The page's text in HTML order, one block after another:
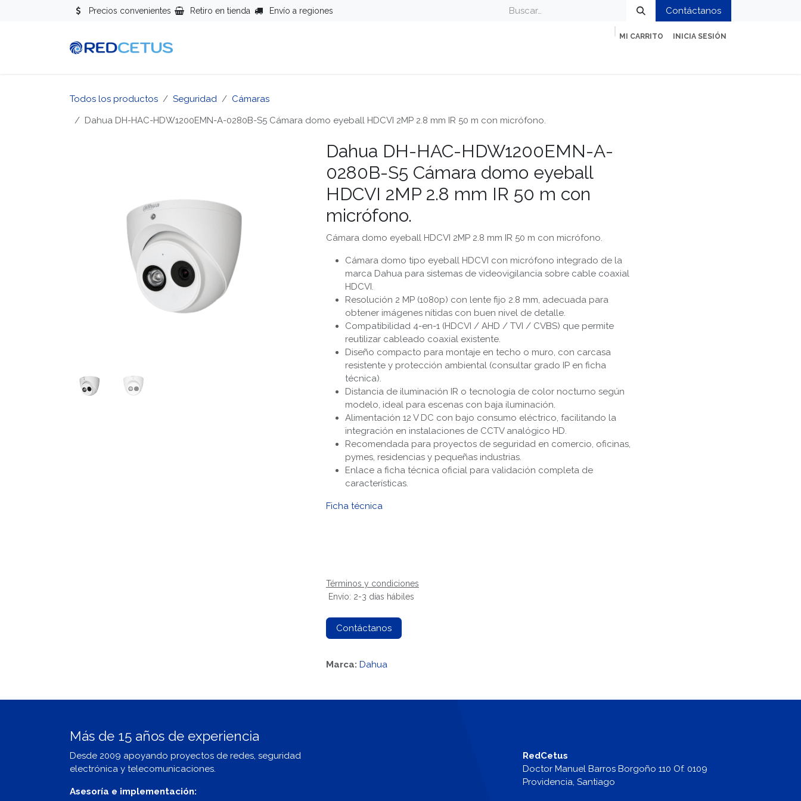
Precios convenientes Retiro en tienda Envío a regiones Contáctanos
MI CARRITO INICIA SESIÓN
Todos los productos Seguridad
Cámaras
Dahua DH-HAC-HDW1200EMN-A-0280B-S5 Cámara domo eyeball HDCVI 2MP 2.8 mm IR 50 m con micrófono.
Dahua DH-HAC-HDW1200EMN-A-
0280B-S5 Cámara domo eyeball
HDCVI 2MP 2.8 mm IR 50 m con
micrófono.
Cámara domo eyeball HDCVI 2MP 2.8 mm IR 50 m con micrófono.
Cámara domo tipo eyeball HDCVI con micrófono integrado de la
marca Dahua para sistemas de videovigilancia sobre cable coaxial
HDCVI.
Resolución 2 MP (1080p) con lente fijo 2.8 mm, adecuada para
obtener imágenes nítidas con buen nivel de detalle.
Compatibilidad 4-en-1 (HDCVI / AHD / TVI / CVBS) que permite
reutilizar cableado coaxial existente.
Diseño compacto para montaje en techo o muro, con carcasa
resistente y protección ambiental (consultar grado IP en ficha
técnica).
Distancia de iluminación IR o tecnología de color nocturno según
modelo, ideal para escenas con baja iluminación.
Alimentación 12 V DC con bajo consumo eléctrico, facilitando la
integración en instalaciones de CCTV analógico HD.
Recomendada para proyectos de seguridad en comercio, oficinas,
pymes, residencias y pequeñas industrias.
Enlace a ficha técnica oficial para validación completa de
características.
Ficha técnica
Términos y condiciones
Envío: 2-3 días hábiles
Contáctanos
Marca: Dahua
Más de 15 años de experiencia
Desde 2009 apoyando proyectos de redes, seguridad
electrónica y telecomunicaciones.
Asesoría e implementación:
RedCetus
Doctor Manuel Barros Borgoño 110 Of. 0109
Providencia, Santiago